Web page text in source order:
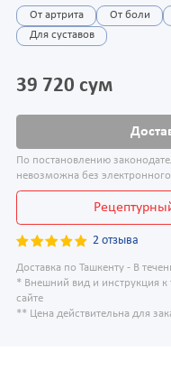
От артрита От боли
Для суставов
39 720 сум
По постановлению
невозможна без электронного
2 отзыва
Доставка по Ташкенту - В
* Внешний вид и инструкция к
сайте
** Цена действительна для